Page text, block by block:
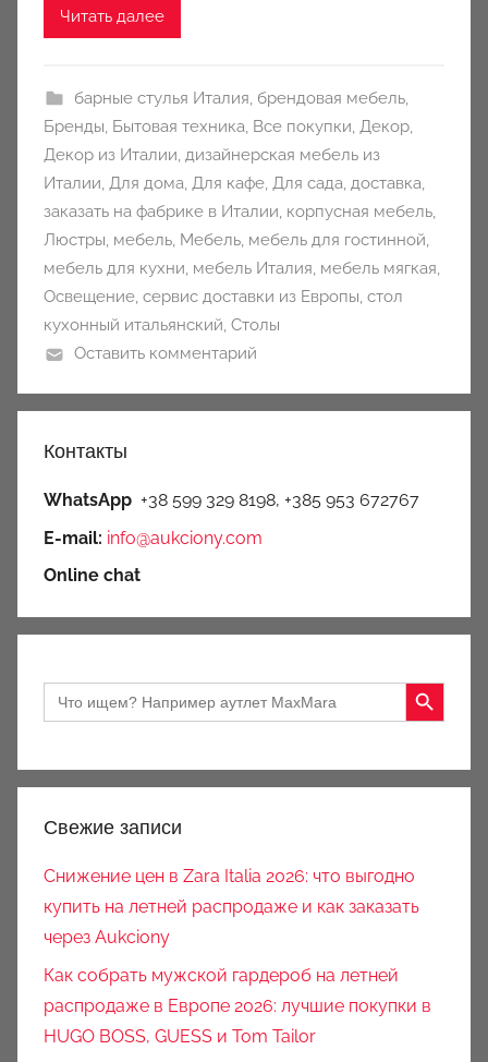
Читать далее
барные стулья Италия, брендовая мебель,
Бренды, Бытовая техника, Все покупки, Декор,
Декор из Италии, дизайнерская мебель из
Италии, Для дома, Для кафе, Для сада, доставка,
заказать на фабрике в Италии, корпусная мебель,
Люстры, мебель, Мебель, мебель для гостинной,
мебель для кухни, мебель Италия, мебель мягкая,
Освещение, сервис доставки из Европы, стол
кухонный итальянский, Столы
Оставить комментарий
Контакты
WhatsApp +38 599 329 8198, +385 953 672767
E-mail: info@aukciony.com
Online chat
Search
for:
Search Button
Свежие записи
Снижение цен в Zara Italia 2026: что выгодно
купить на летней распродаже и как заказать
через Aukciony
Как собрать мужской гардероб на летней
распродаже в Европе 2026: лучшие покупки в
HUGO BOSS, GUESS и Tom Tailor